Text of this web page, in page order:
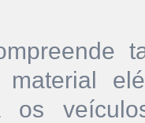
material
os